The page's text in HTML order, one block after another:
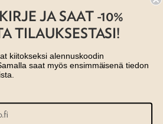
2026 ©
JA SAAT -10%
TILAUKSESTASI!
kiitokseksi alennuskoodin
saat myös ensimmäisenä tiedon